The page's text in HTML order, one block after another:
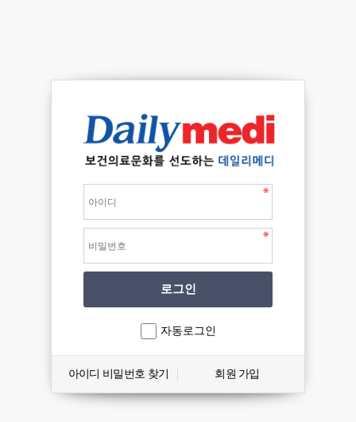
자동로그인
아이디 비밀번호 찾기 회원 가입